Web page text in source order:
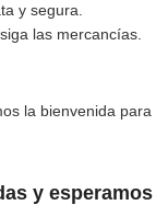
y segura.
las mercancías.
la bienvenida
y